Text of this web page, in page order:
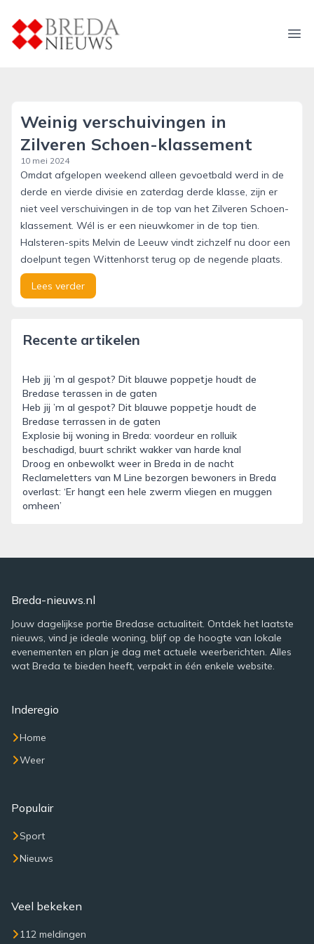
breda-nieuws.nl
Weinig verschuivingen in
Zilveren Schoen-klassement
10 mei 2024
Omdat afgelopen weekend alleen gevoetbald werd in de
derde en vierde divisie en zaterdag derde klasse, zijn er
niet veel verschuivingen in de top van het Zilveren Schoen-
klassement. Wél is er een nieuwkomer in de top tien.
Halsteren-spits Melvin de Leeuw vindt zichzelf nu door een
doelpunt tegen Wittenhorst terug op de negende plaats.
Lees verder
Recente artikelen
Heb jij ’m al gespot? Dit blauwe poppetje houdt de
Bredase terassen in de gaten
Heb jij ’m al gespot? Dit blauwe poppetje houdt de
Bredase terrassen in de gaten
Explosie bij woning in Breda: voordeur en rolluik
beschadigd, buurt schrikt wakker van harde knal
Droog en onbewolkt weer in Breda in de nacht
Reclameletters van M Line bezorgen bewoners in Breda
overlast: ‘Er hangt een hele zwerm vliegen en muggen
omheen’
Breda-nieuws.nl
Jouw dagelijkse portie Bredase actualiteit. Ontdek het laatste
nieuws, vind je ideale woning, blijf op de hoogte van lokale
evenementen en plan je dag met actuele weerberichten. Alles
wat Breda te bieden heeft, verpakt in één enkele website.
Inderegio
Home
Weer
Populair
Sport
Nieuws
Veel bekeken
112 meldingen